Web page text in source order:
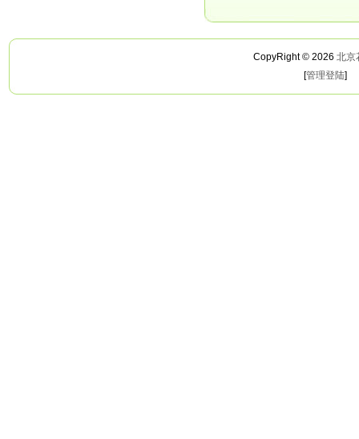
CopyRight © 2026 北京
[管理登陆